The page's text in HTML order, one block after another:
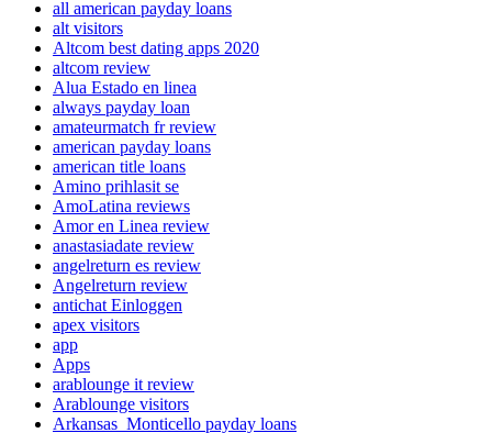
all american payday loans
alt visitors
Altcom best dating apps 2020
altcom review
Alua Estado en linea
always payday loan
amateurmatch fr review
american payday loans
american title loans
Amino prihlasit se
AmoLatina reviews
Amor en Linea review
anastasiadate review
angelreturn es review
Angelreturn review
antichat Einloggen
apex visitors
app
Apps
arablounge it review
Arablounge visitors
Arkansas_Monticello payday loans